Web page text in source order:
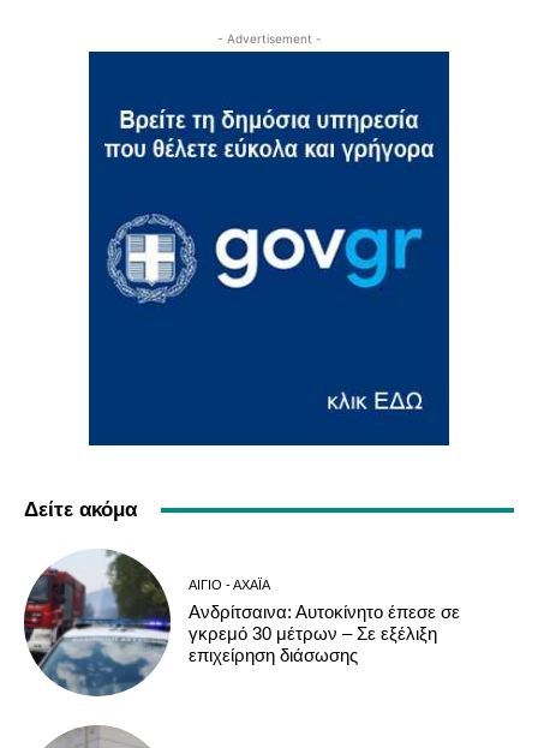
- Advertisement -
Δείτε ακόμα
ΑΊΓΙΟ - ΑΧΑΪ́Α
Ανδρίτσαινα: Αυτοκίνητο έπεσε σε
γκρεμό 30 μέτρων – Σε εξέλιξη
επιχείρηση διάσωσης